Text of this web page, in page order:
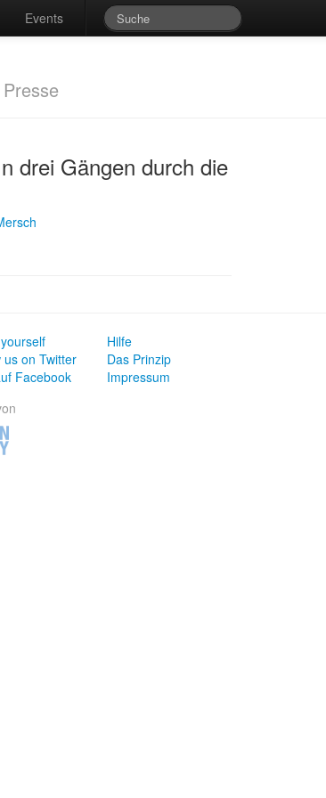
Events
drei Gängen durch die
us on Twitter
Facebook
Hilfe
Das Prinzip
Impressum